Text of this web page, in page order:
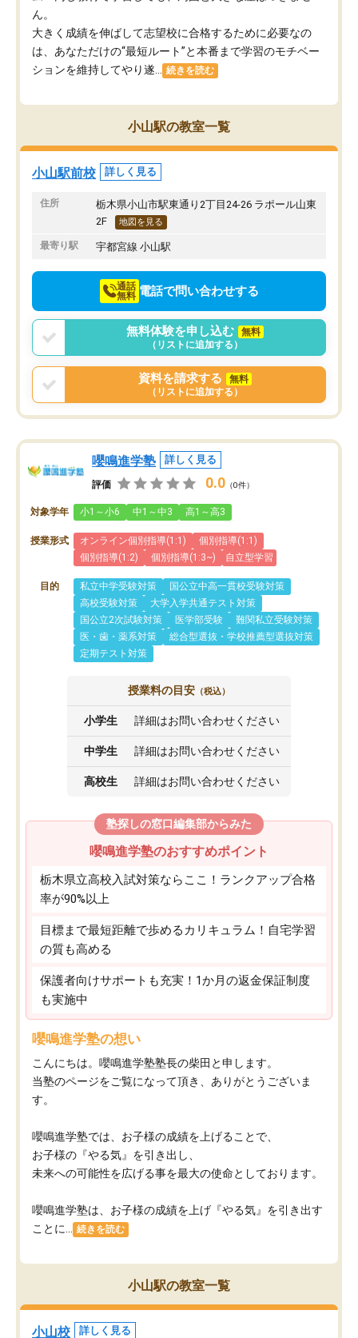
ん。
大きく成績を伸ばして志望校に合格するために必要なの
は、あなただけの“最短ルート”と本番まで学習のモチベー
ションを維持してやり遂...
続きを読む
小山駅の教室一覧
小山駅前校 詳しく見る
住所
栃木県小山市駅東通り2丁目24-26 ラポール山東
2F
地図を見る
最寄り駅 宇都宮線 小山駅
通話
無料 電話で問い合わせする
無料体験を申し込む
無料
（リストに追加する）
資料を請求する
無料
（リストに追加する）
嚶鳴進学塾 詳しく見る
評価 0.0 （0件）
対象学年 小1～小6 中1～中3 高1～高3
授業形式 オンライン個別指導(1:1)
個別指導(1:1)
個別指導(1:2)
個別指導(1:3~) 自立型学習
目的 私立中学受験対策
国公立中高一貫校受験対策
高校受験対策
大学入学共通テスト対策
国公立2次試験対策
医学部受験
難関私立受験対策
医・歯・薬系対策
総合型選抜・学校推薦型選抜対策
定期テスト対策
授業料の目安 （税込）
小学生 詳細はお問い合わせください
中学生 詳細はお問い合わせください
高校生 詳細はお問い合わせください
塾探しの窓口編集部からみた
嚶鳴進学塾のおすすめポイント
栃木県立高校入試対策ならここ！ランクアップ合格
率が90%以上
目標まで最短距離で歩めるカリキュラム！自宅学習
の質も高める
保護者向けサポートも充実！1か月の返金保証制度
も実施中
嚶鳴進学塾の想い
こんにちは。嚶鳴進学塾塾長の柴田と申します。
当塾のページをご覧になって頂き、ありがとうございま
す。
嚶鳴進学塾では、お子様の成績を上げることで、
お子様の『やる気』を引き出し、
未来への可能性を広げる事を最大の使命としております。
嚶鳴進学塾は、お子様の成績を上げ『やる気』を引き出す
ことに...
続きを読む
小山駅の教室一覧
小山校 詳しく見る